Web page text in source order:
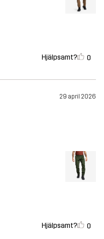
Hjälpsamt? 0
29 april 2026
Hjälpsamt? 0